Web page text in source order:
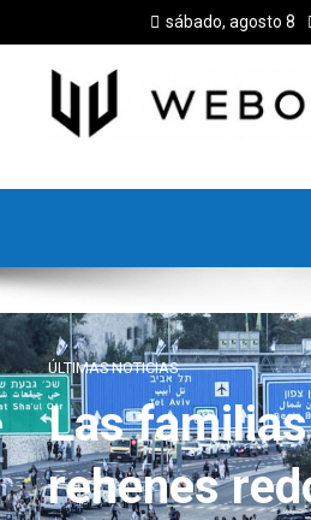
sábado, agosto 8
ÚLTIMAS NOTICIAS
Las
rehenes